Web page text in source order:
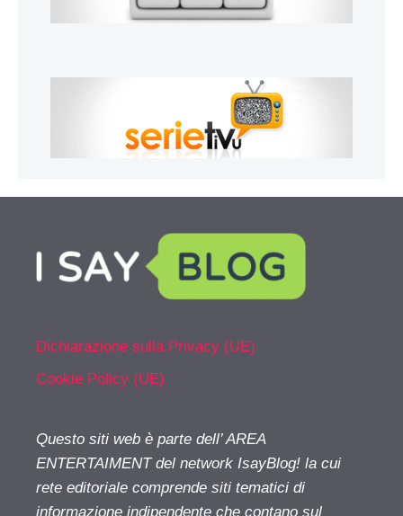
Dichiarazione sulla Privacy (UE)
Cookie Policy (UE)
Questo siti web è parte dell’ AREA
ENTERTAIMENT del network IsayBlog! la cui
rete editoriale comprende siti tematici di
informazione indipendente che contano sul